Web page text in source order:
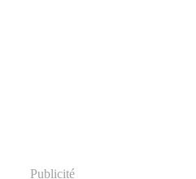
Publicité